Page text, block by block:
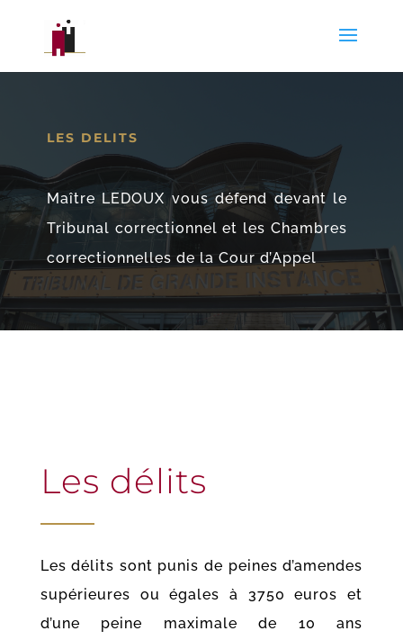
LES DELITS
Maître LEDOUX vous défend devant le
Tribunal correctionnel et les Chambres
correctionnelles de la Cour d’Appel
Les délits
Les délits sont punis de peines d’amendes
supérieures ou égales à 3750 euros et
d’une peine maximale de 10 ans